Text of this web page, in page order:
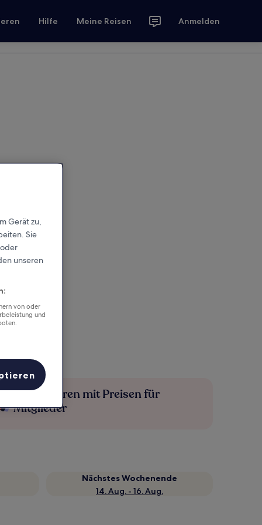
Hilfe Meine Reisen Anmelden
Mehr sparen mit Preisen für
Mitglieder
Nächstes Wochenende
14. Aug. - 16. Aug.
Gerät zu,
Sie
unseren
von oder
und